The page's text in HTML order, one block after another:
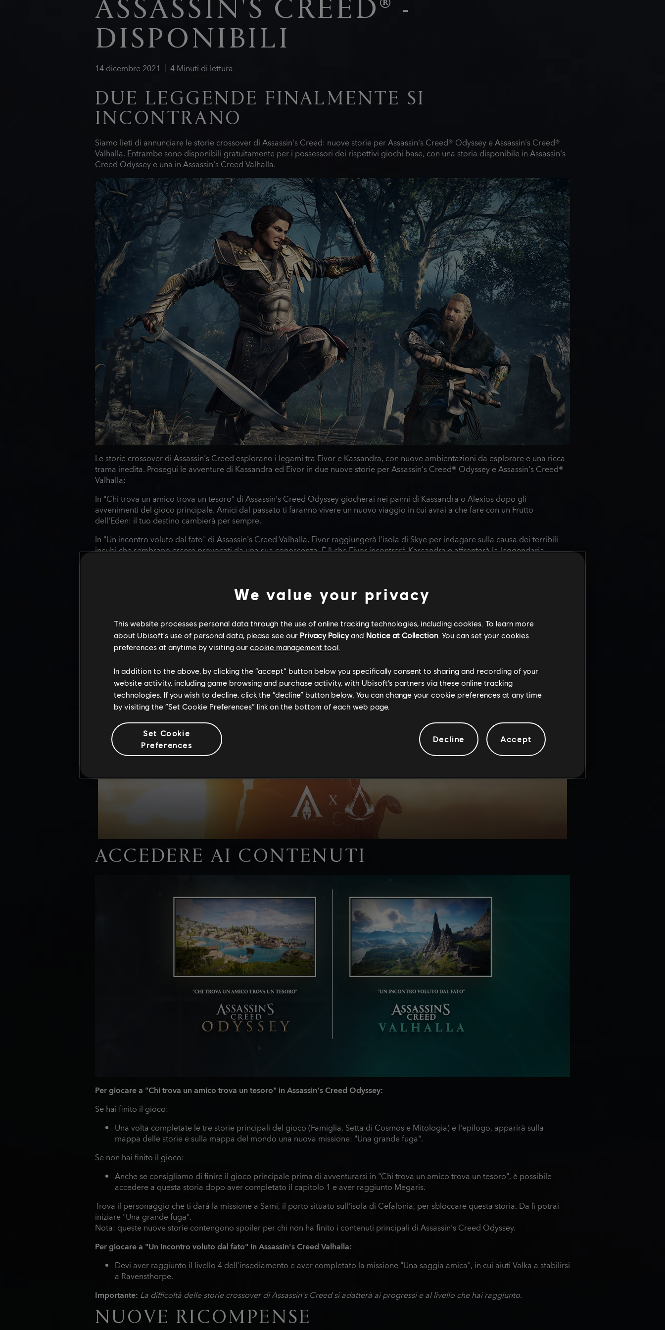
14dicembre2021 4Minuti di lettura
ASSASSIN'S CREED® -
DISPONIBILI
DUE LEGGENDE FINALMENTE SI
INCONTRANO
Siamo lieti di annunciare le storie crossover di Assassin's Creed: nuove storie per Assassin's Creed® Odyssey e Assassin's Creed®
Valhalla. Entrambe sono disponibili gratuitamente per i possessori dei rispettivi giochi base, con una storia disponibile in Assassin's
Creed Odyssey e una in Assassin's Creed Valhalla.
Le storie crossover di Assassin's Creed esplorano i legami tra Eivor e Kassandra, con nuove ambientazioni da esplorare e una ricca
trama inedita. Prosegui le avventure di Kassandra ed Eivor in due nuove storie per Assassin's Creed® Odyssey e Assassin's Creed®
Valhalla:
In "Chi trova un amico trova un tesoro" di Assassin's Creed Odyssey giocherai nei panni di Kassandra o Alexios dopo gli
avvenimenti del gioco principale. Amici dal passato ti faranno vivere un nuovo viaggio in cui avrai a che fare con un Frutto
dell'Eden: il tuo destino cambierà per sempre.
In "Un incontro voluto dal fato" di Assassin's Creed Valhalla, Eivor raggiungerà l'isola di Skye per indagare sulla causa dei terribili
incubi che sembrano essere provocati da una sua conoscenza. È lì che Eivor incontrerà Kassandra e affronterà la leggendaria
ACCEDERE AI CONTENUTI
Per giocare a "Chi trova un amico trova un tesoro" in Assassin's Creed Odyssey:
Se hai finito il gioco:
Una volta completate le tre storie principali del gioco (Famiglia, Setta di Cosmos e Mitologia) e l'epilogo, apparirà sulla
mappa delle storie e sulla mappa del mondo una nuova missione: "Una grande fuga".
Se non hai finito il gioco:
Anche se consigliamo di finire il gioco principale prima di avventurarsi in "Chi trova un amico trova un tesoro", è possibile
accedere a questa storia dopo aver completato il capitolo 1 e aver raggiunto Megaris.
Trova il personaggio che ti darà la missione a Sami, il porto situato sull'isola di Cefalonia, per sbloccare questa storia. Da lì potrai
iniziare "Una grande fuga".
Nota: queste nuove storie contengono spoiler per chi non ha finito i contenuti principali di Assassin's Creed Odyssey.
Per giocare a "Un incontro voluto dal fato" in Assassin's Creed Valhalla:
Devi aver raggiunto il livello 4 dell'insediamento e aver completato la missione "Una saggia amica", in cui aiuti Valka a stabilirsi
a Ravensthorpe.
Importante: La difficoltà delle storie crossover di Assassin's Creed si adatterà ai progressi e al livello che hai raggiunto.
NUOVE RICOMPENSE
We value your privacy
This website processes personal data through the use of online tracking technologies, including cookies. To learn more
about Ubisoft's use of personal data, please see our Privacy Policyand Notice at Collection. You can set your cookies
preferences at anytime by visiting our cookie management tool.
In addition to the above, by clicking the “accept” button below you specifically consent to sharing and recording of your
website activity, including game browsing and purchase activity, with Ubisoft’s partners via these online tracking
technologies. If you wish to decline, click the “decline” button below. You can change your cookie preferences at any time
by visiting the “Set Cookie Preferences” link on the bottom of each web page.
Set Cookie
Preferences
Decline Accept